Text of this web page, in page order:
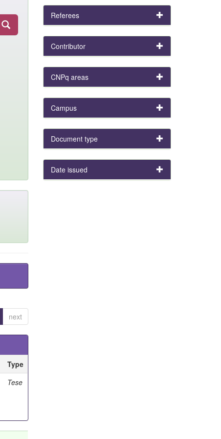
next
Type
Tese
Referees
Contributor
CNPq areas
Campus
Document type
Date issued